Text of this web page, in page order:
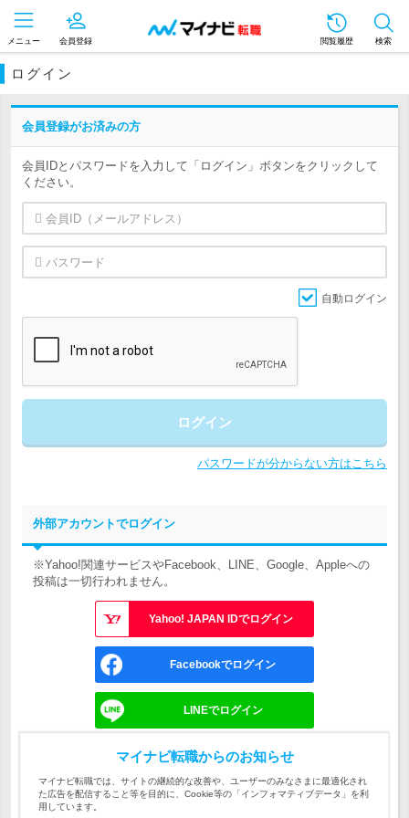
メニュー 会員登録 閲覧履歴 検索
ログイン
会員登録がお済みの方
会員IDとパスワードを入力して「ログイン」ボタンをクリックして
ください。
自動ログイン
ログイン
パスワードが分からない方はこちら
外部アカウントでログイン
※Yahoo!関連サービスやFacebook、LINE、Google、Appleへの
投稿は一切行われません。
Yahoo! JAPAN IDでログイン
Facebookでログイン
LINEでログイン
Googleでログイン
Appleでサインイン
マイナビ転職からのお知らせ
マイナビ転職では、サイトの継続的な改善や、ユーザーのみなさまに最適化され
た広告を配信すること等を目的に、Cookie等の「インフォマティブデータ」を利
用しています。